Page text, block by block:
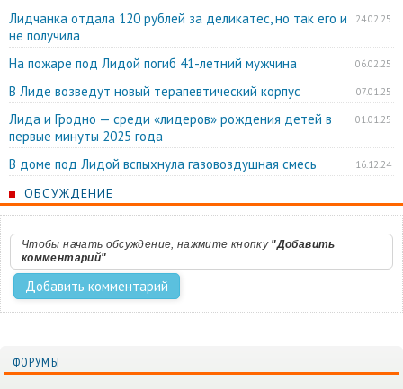
24.02.25
Лидчанка отдала 120 рублей за деликатес, но так его и
не получила
06.02.25
На пожаре под Лидой погиб 41-летний мужчина
07.01.25
В Лиде возведут новый терапевтический корпус
01.01.25
Лида и Гродно — среди «лидеров» рождения детей в
первые минуты 2025 года
16.12.24
В доме под Лидой вспыхнула газовоздушная смесь
ОБСУЖДЕНИЕ
Чтобы начать обсуждение, нажмите кнопку "Добавить
комментарий"
ФОРУМЫ